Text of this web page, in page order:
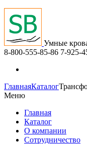
Умные
8-800-555-85-86 7-925-
ГлавнаяКаталог
Меню
Главная
Каталог
О компании
Сотрудничество